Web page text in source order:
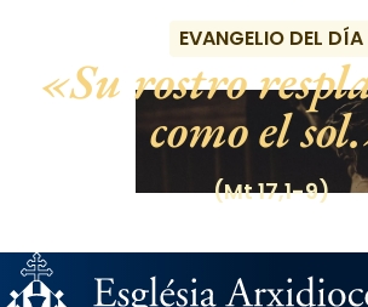
EVANGELIO DEL DÍA
Su rostro
como el sol.
(Mt 17,1-9)